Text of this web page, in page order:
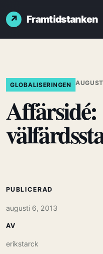
Framtidstanken
GLOBALISERINGEN
Affärsidé:
PUBLICERAD
augusti 6, 2013
AV
erikstarck